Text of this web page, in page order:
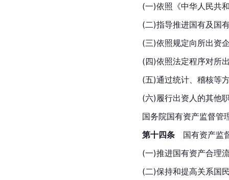
(一)依照《中华人民共
(二)指导推进国有及国
(三)依照规定向所出资
(四)依照法定程序对所
(五)通过统计、稽核等
(六)履行出资人的其他
国务院国有资产监督管
第十四条 国有资产监
(一)推进国有资产合理
(二)保持和提高关系国